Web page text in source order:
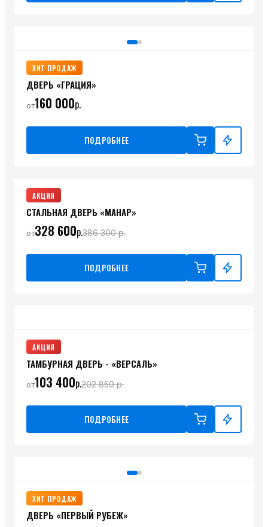
ХИТ ПРОДАЖ
ДВЕРЬ «ГРАЦИЯ»
от160 000р.
ПОДРОБНЕЕ
АКЦИЯ
СТАЛЬНАЯ ДВЕРЬ «МАНАР»
от328 600р.386 300р.
ПОДРОБНЕЕ
АКЦИЯ
ТАМБУРНАЯ ДВЕРЬ - «ВЕРСАЛЬ»
от103 400р.202 850р.
ПОДРОБНЕЕ
ХИТ ПРОДАЖ
ДВЕРЬ «ПЕРВЫЙ РУБЕЖ»